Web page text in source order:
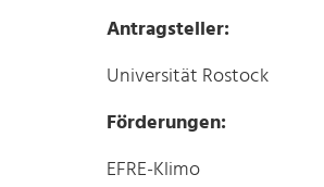
Antragsteller:
Universität Rostock
Förderungen:
EFRE-Klimo